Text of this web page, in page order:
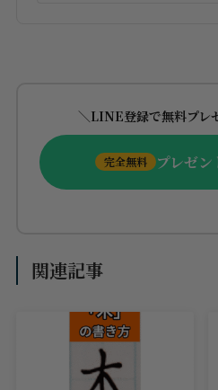
＼LINE登録で無料プレ
完全無料 プレゼン
関連記事